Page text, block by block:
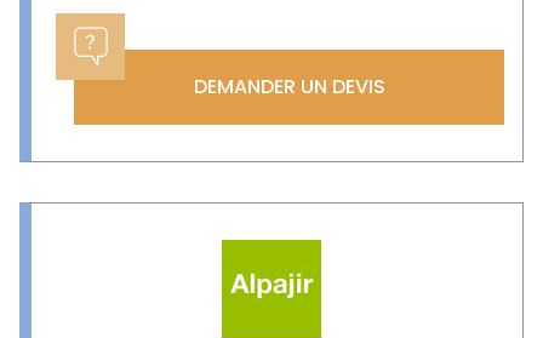
DEMANDER UN DEVIS